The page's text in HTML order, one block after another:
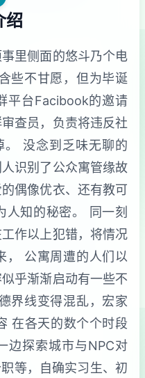
绍
里侧面的悠斗乃个电
些不甘愿，但为毕诞
平台Facibook的邀请
查员，负责将违反社
没念到乏味无聊的
识别了公众寓管缘故
偶像优衣、还有教可
人知的秘密。 同一刻
作以上犯错，将情况
， 公寓周遭的人们以
乎渐渐启动有一些不
界线变得混乱，宏家
在各天的数个个时段
边探索城市与NPC对
等，自确实习生、初